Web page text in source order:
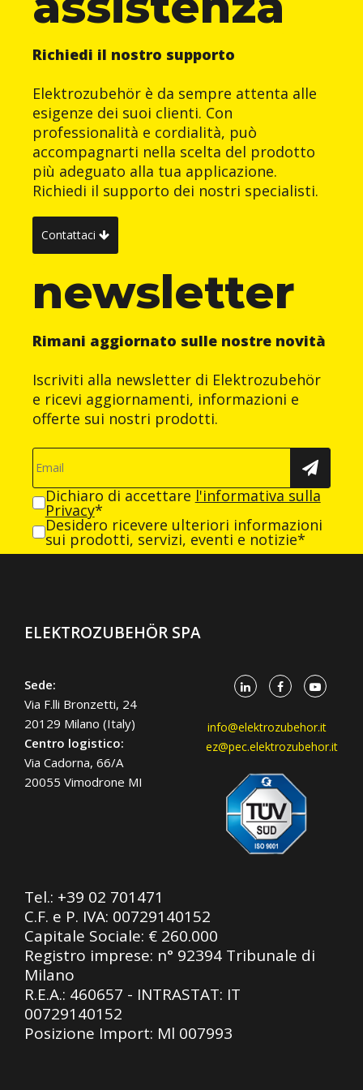
Richiedi il nostro supporto
Elektrozubehör è da sempre attenta alle
esigenze dei suoi clienti. Con
professionalità e cordialità, può
accompagnarti nella scelta del prodotto
più adeguato alla tua applicazione.
Richiedi il supporto dei nostri specialisti.
Contattaci
newsletter
Rimani aggiornato sulle nostre novità
Iscriviti alla newsletter di Elektrozubehör
e ricevi aggiornamenti, informazioni e
offerte sui nostri prodotti.
Dichiaro di accettare l'informativa sulla
Privacy*
Desidero ricevere ulteriori informazioni
sui prodotti, servizi, eventi e notizie*
ELEKTROZUBEHÖR SPA
Sede:
Via F.lli Bronzetti, 24
20129 Milano (Italy)
Centro logistico:
Via Cadorna, 66/A
20055 Vimodrone MI
info@elektrozubehor.it
ez@pec.elektrozubehor.it
Tel.: +39 02 701471
C.F. e P. IVA: 00729140152
Capitale Sociale: € 260.000
Registro imprese: n° 92394 Tribunale di
Milano
R.E.A.: 460657 - INTRASTAT: IT
00729140152
Posizione Import: Ml 007993